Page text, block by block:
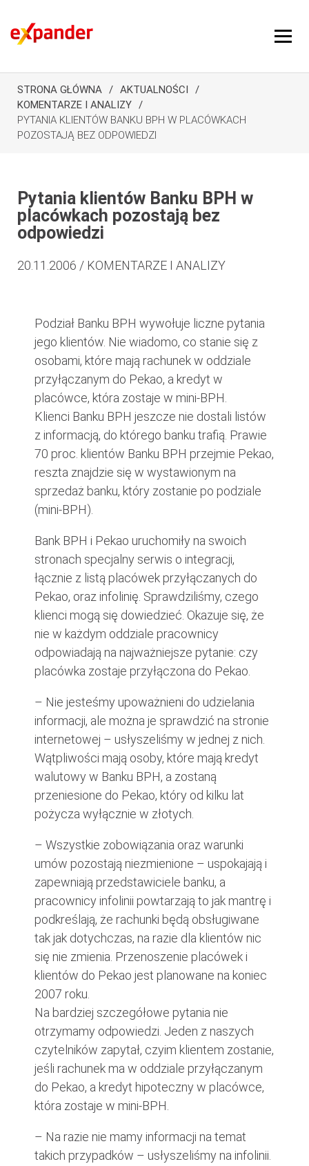
STRONA GŁÓWNA
AKTUALNOŚCI
KOMENTARZE I ANALIZY
PYTANIA KLIENTÓW BANKU BPH W PLACÓWKACH
POZOSTAJĄ BEZ ODPOWIEDZI
Pytania klientów Banku BPH w
placówkach pozostają bez
odpowiedzi
20.11.2006 / KOMENTARZE I ANALIZY
Podział Banku BPH wywołuje liczne pytania
jego klientów. Nie wiadomo, co stanie się z
osobami, które mają rachunek w oddziale
przyłączanym do Pekao, a kredyt w
placówce, która zostaje w mini-BPH.
Klienci Banku BPH jeszcze nie dostali listów
z informacją, do którego banku trafią. Prawie
70 proc. klientów Banku BPH przejmie Pekao,
reszta znajdzie się w wystawionym na
sprzedaż banku, który zostanie po podziale
(mini-BPH).
Bank BPH i Pekao uruchomiły na swoich
stronach specjalny serwis o integracji,
łącznie z listą placówek przyłączanych do
Pekao, oraz infolinię. Sprawdziliśmy, czego
klienci mogą się dowiedzieć. Okazuje się, że
nie w każdym oddziale pracownicy
odpowiadają na najważniejsze pytanie: czy
placówka zostaje przyłączona do Pekao.
– Nie jesteśmy upoważnieni do udzielania
informacji, ale można je sprawdzić na stronie
internetowej – usłyszeliśmy w jednej z nich.
Wątpliwości mają osoby, które mają kredyt
walutowy w Banku BPH, a zostaną
przeniesione do Pekao, który od kilku lat
pożycza wyłącznie w złotych.
– Wszystkie zobowiązania oraz warunki
umów pozostają niezmienione – uspokajają i
zapewniają przedstawiciele banku, a
pracownicy infolinii powtarzają to jak mantrę i
podkreślają, że rachunki będą obsługiwane
tak jak dotychczas, na razie dla klientów nic
się nie zmienia. Przenoszenie placówek i
klientów do Pekao jest planowane na koniec
2007 roku.
Na bardziej szczegółowe pytania nie
otrzymamy odpowiedzi. Jeden z naszych
czytelników zapytał, czyim klientem zostanie,
jeśli rachunek ma w oddziale przyłączanym
do Pekao, a kredyt hipoteczny w placówce,
która zostaje w mini-BPH.
– Na razie nie mamy informacji na temat
takich przypadków – usłyszeliśmy na infolinii.